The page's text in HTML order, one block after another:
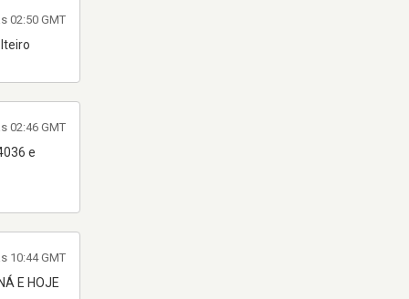
02:50 GMT
e
02:46 GMT
E HOJE
10:44 GMT